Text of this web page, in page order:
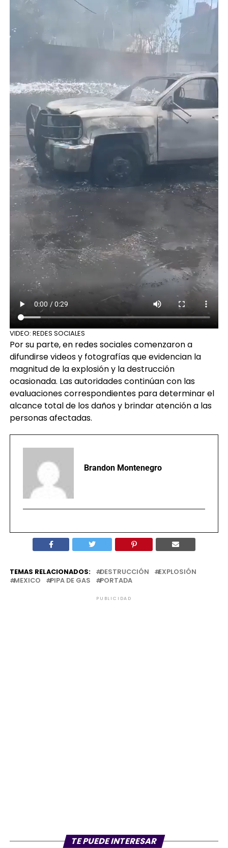
VIDEO: REDES SOCIALES
Por su parte, en redes sociales comenzaron a
difundirse videos y fotografías que evidencian la
magnitud de la explosión y la destrucción
ocasionada. Las autoridades continúan con las
evaluaciones correspondientes para determinar el
alcance total de los daños y brindar atención a las
personas afectadas.
Brandon Montenegro
TEMAS RELACIONADOS: DESTRUCCIÓN
EXPLOSIÓN
MEXICO
PIPA DE GAS PORTADA
PUBLICIDAD
TE PUEDE INTERESAR